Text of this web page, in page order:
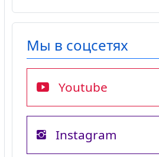
Мы в соцсетях
Youtube
Instagram